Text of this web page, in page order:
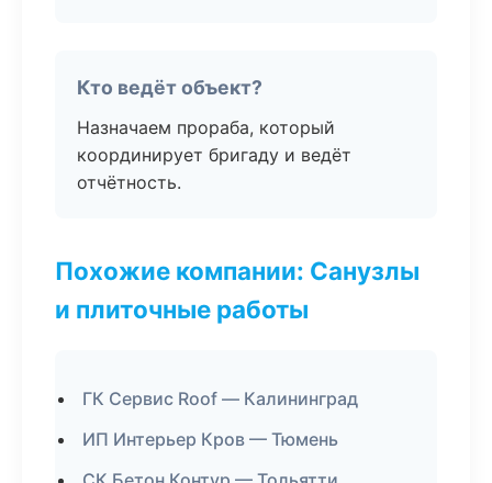
Кто ведёт объект?
Назначаем прораба, который
координирует бригаду и ведёт
отчётность.
Похожие компании: Санузлы
и плиточные работы
ГК Сервис Roof — Калининград
ИП Интерьер Кров — Тюмень